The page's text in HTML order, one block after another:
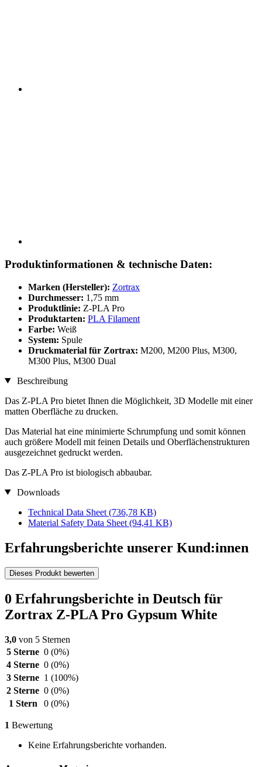
Produktinformationen & technische Daten:
Marken (Hersteller): Zortrax
Durchmesser: 1,75 mm
Produktlinie: Z-PLA Pro
Produktarten: PLA Filament
Farbe: Weiß
System: Spule
Druckmaterial für Zortrax: M200, M200 Plus, M300,
M300 Plus, M300 Dual
Beschreibung
Das Z-PLA Pro bietet Ihnen die Möglichkeit, 3D Modelle mit einer
matten Oberfläche zu drucken.
Das Material hat eine minimierte Schrumpfung und somit können
auch größere Modell mit feinen Details und Oberflächenstrukturen
ausgezeichnet gedruckt werden.
Das Z-PLA Pro ist biologisch abbaubar.
Downloads
Technical Data Sheet (736,78 KB)
Material Safety Data Sheet (94,41 KB)
Erfahrungsberichte unserer Kund:innen
Dieses Produkt bewerten
0 Erfahrungsberichte in Deutsch für
Zortrax Z-PLA Pro Gypsum White
3,0 von 5 Sternen
5 Sterne 0 (0%)
4 Sterne 0 (0%)
3 Sterne 1 (100%)
2 Sterne 0 (0%)
1 Stern
0 (0%)
1 Bewertung
Keine Erfahrungsberichte vorhanden.